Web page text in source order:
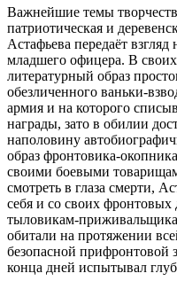
Важнейшие темы
патриотическая и
Астафьева передаёт
младшего офицера. В
литературный образ
обезличенного ваньки-
армия и на которого
награды, зато в обилии
наполовину
образ фронтовика-
своими боевыми
смотреть в глаза смерти,
себя и со своих фронтовых
тыловикам-
обитали на протяжении
безопасной прифронтовой
конца дней испытывал